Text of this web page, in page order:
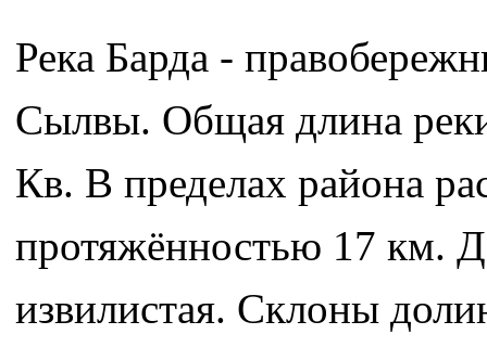
Река Барда -
Сылвы. Общая длина
Кв. В пределах района
протяжённостью 17 км.
извилистая. Склоны